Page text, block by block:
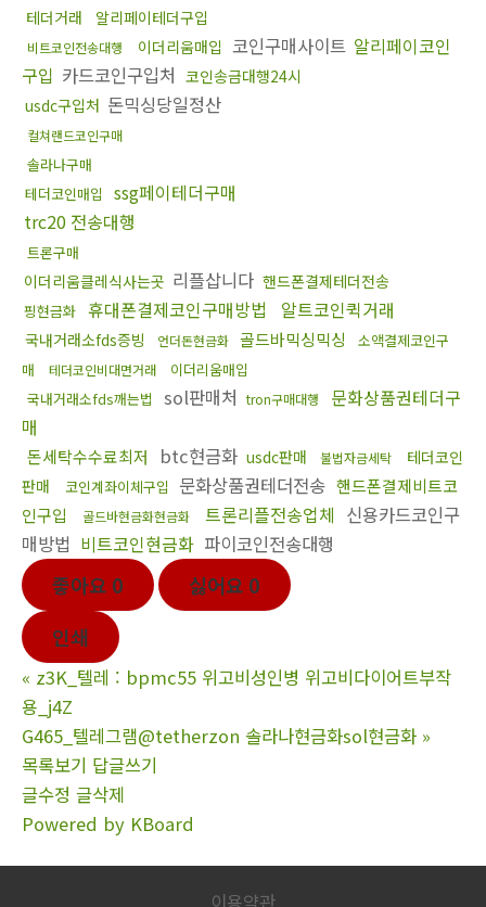
테더거래 알리페이테더구입
비트코인전송대행 이더리움매입 코인구매사이트 알리페이코인
구입 카드코인구입처 코인송금대행24시
usdc구입처 돈믹싱당일정산
컬쳐랜드코인구매
솔라나구매
테더코인매입
ssg페이테더구매
trc20 전송대행
트론구매
이더리움클레식사는곳 리플삽니다 핸드폰결제테더전송
핑현금화 휴대폰결제코인구매방법 알트코인퀵거래
국내거래소fds증빙 언더돈현금화 골드바믹싱믹싱
소액결제코인구
매
테더코인비대면거래
이더리움매입
국내거래소fds깨는법
sol판매처 tron구매대행
문화상품권테더구
매
돈세탁수수료최저 btc현금화 usdc판매 불법자금세탁
테더코인
판매
코인계좌이체구입 문화상품권테더전송 핸드폰결제비트코
인구입
골드바현금화현금화 트론리플전송업체 신용카드코인구
매방법 비트코인현금화 파이코인전송대행
좋아요 0 싫어요 0
인쇄
« z3K_텔레 : bpmc55 위고비성인병 위고비다이어트부작
용_j4Z
G465_텔레그램@tetherzon 솔라나현금화sol현금화 »
목록보기 답글쓰기
글수정 글삭제
Powered by KBoard
이용약관